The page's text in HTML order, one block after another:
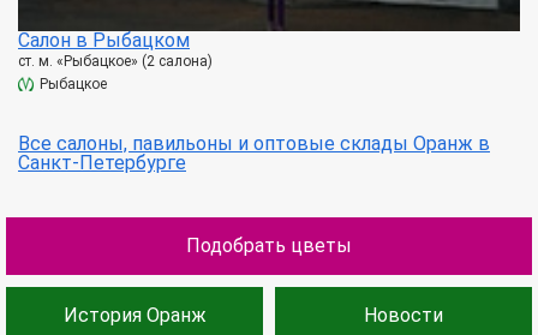
Салон в Рыбацком
ст. м. «Рыбацкое» (2 салона)
Рыбацкое
Все салоны, павильоны и оптовые склады Оранж в
Санкт-Петербурге
Подобрать цветы
История Оранж Новости